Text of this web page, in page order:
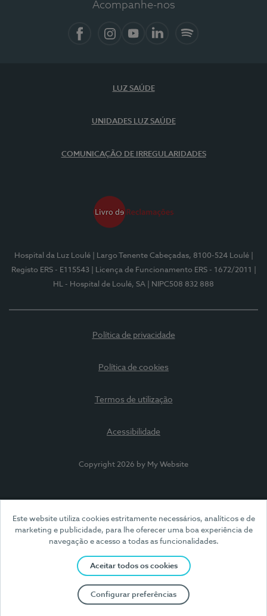
Este website utiliza cookies estritamente necessários, analíticos e de
marketing e publicidade, para lhe oferecer uma boa experiência de
navegação e acesso a todas as funcionalidades.
Aceitar todos os cookies
Configurar preferências
Acompanhe-nos
LUZ SAÚDE
UNIDADES LUZ SAÚDE
COMUNICAÇÃO DE IRREGULARIDADES
Hospital da Luz Loulé | Largo Tenente Cabeçadas, 8100-524 Loulé
Registo ERS - E115543
| Licença de Funcionamento ERS - 1672/2011
HL - Hospital de Loulé, SA
| NIPC508 832 888
Política de privacidade
Política de cookies
Termos de utilização
Acessibilidade
Copyright 2026 by My Website